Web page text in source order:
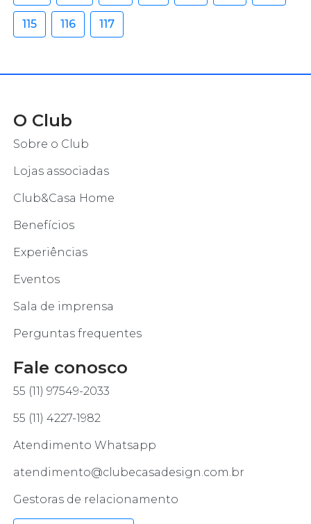
115 116 117
O Club
Sobre o Club
Lojas associadas
Club&Casa Home
Benefícios
Experiências
Eventos
Sala de imprensa
Perguntas frequentes
Fale conosco
55 (11) 97549-2033
55 (11) 4227-1982
Atendimento Whatsapp
atendimento@clubecasadesign.com.br
Gestoras de relacionamento